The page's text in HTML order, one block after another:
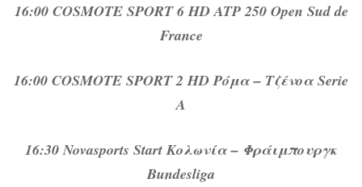
16:00 COSMOTE SPORT 6 HD ATP 250 Open Sud de
France
16:00 COSMOTE SPORT 2 HD Ρόμα – Τζένοα Serie
A
16:30 Novasports Start Κολωνία – Φράιμπουργκ
Bundesliga